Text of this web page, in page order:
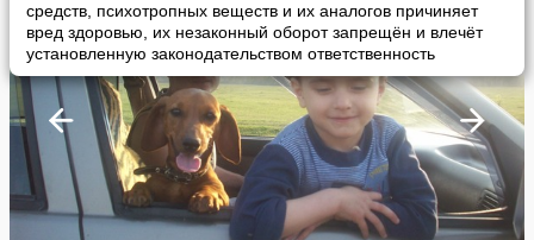
средств, психотропных веществ и их аналогов причиняет
вред здоровью, их незаконный оборот запрещён и влечёт
установленную законодательством ответственность